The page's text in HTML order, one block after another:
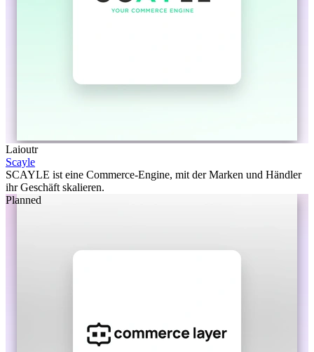
Laioutr
Scayle
SCAYLE ist eine Commerce-Engine, mit der Marken und Händler
ihr Geschäft skalieren.
Planned